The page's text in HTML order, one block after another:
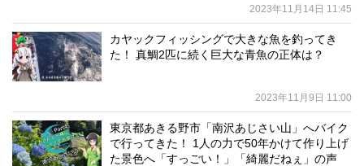
2023年11月14日 11:45
カヤックフィッシングで大きな魚を釣ってき
た！ 真鯛2匹に続く巨大な青魚の正体は？
2023年11月9日 11:00
東京都あきる野市「南沢あじさい山」へバイク
で行ってきた！ 1人の力で50年かけて作り上げ
た景色へ「すっごい！」「綺麗だねぇ」の声